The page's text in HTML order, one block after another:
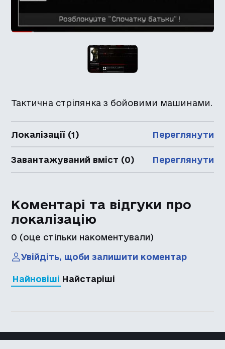
Тактична стрілянка з бойовими машинами.
Локалізації (1) Переглянути
Завантажуваний вміст (0) Переглянути
Коментарі та відгуки про
локалізацію
0 (оце стільки накоментували)
Увійдіть, щоби залишити коментар
Найновіші Найстаріші